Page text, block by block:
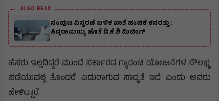
ALSO READ
ಸಂಪುಟ ವಿಸ್ತರಣೆ ಬಳಿಕ ಖಾತೆ ಹಂಚಿಕೆ ಕಸರತ್ತು :
ಸಿದ್ದರಾಮಯ್ಯ ಜೊತೆ ಡಿ.ಕೆ.ಶಿ ಮಿಟಿಂಗ್
ಹೆಸರು ಇಲ್ಲದಿದ್ದರೆ ಮುಂದೆ ಸರ್ಕಾರದ ಗ್ಯಾರಂಟಿ ಯೋಜನೆಗಳ ಸೌಲಭ್ಯ
ಪಡೆಯುವಲ್ಲಿ ತೊಂದರೆ ಎದುರಾಗುವ ಸಾಧ್ಯತೆ ಇದೆ ಎಂದು ಅವರು
ಹೇಳಿದ್ದಾರೆ.